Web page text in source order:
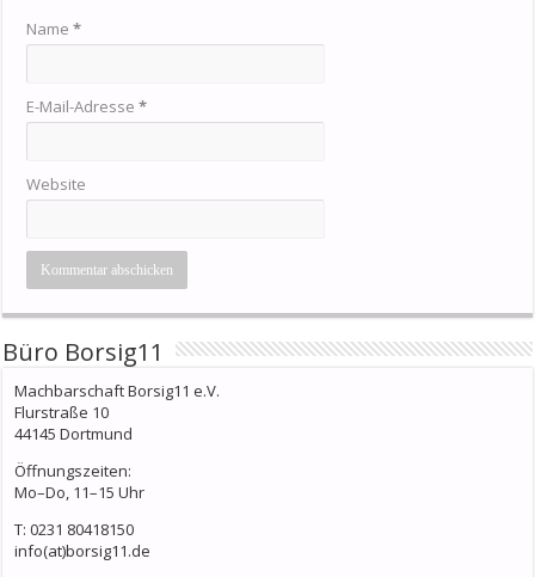
Name*
E-Mail-Adresse*
Website
Büro Borsig11
Machbarschaft Borsig11 e.V.
Flurstraße 10
44145 Dortmund
Öffnungszeiten:
Mo–Do, 11–15 Uhr
T: 0231 80418150
info(at)borsig11.de